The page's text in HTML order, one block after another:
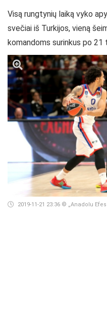
Visą rungtynių laiką vyko
svečiai iš Turkijos, vieną
komandoms surinkus po 21
2019-11-21 23:36 © „Anadolu Efes